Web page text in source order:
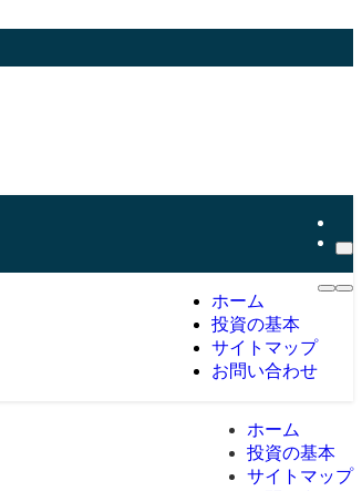
ホーム
投資の基本
サイトマップ
お問い合わせ
ホーム
投資の基本
サイトマップ